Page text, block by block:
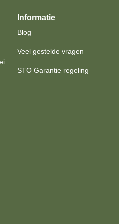
Informatie
Blog
Veel gestelde vragen
STO Garantie regeling